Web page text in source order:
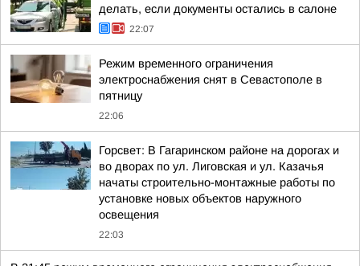
делать, если документы остались в салоне
22:07
Режим временного ограничения
электроснабжения снят в Севастополе в
пятницу
22:06
Горсвет: В Гагаринском районе на дорогах и
во дворах по ул. Лиговская и ул. Казачья
начаты строительно-монтажные работы по
установке новых объектов наружного
освещения
22:03